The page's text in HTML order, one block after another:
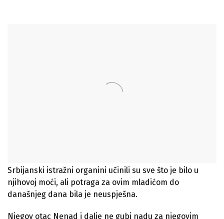
Srbijanski istražni organini učinili su sve što je bilo u
njihovoj moći, ali potraga za ovim mladićom do
današnjeg dana bila je neuspješna.
Njegov otac Nenad i dalje ne gubi nadu za njegovim